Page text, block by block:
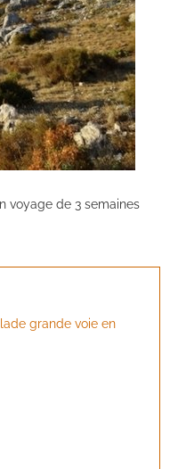
voyage de 3 semaines
grande voie en